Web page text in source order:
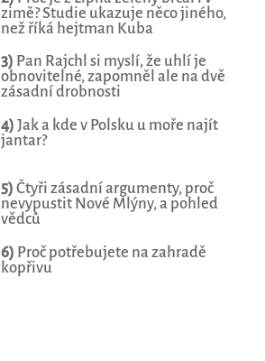
zimě? Studie ukazuje něco jiného,
než říká hejtman Kuba
3) Pan Rajchl si myslí, že uhlí je
obnovitelné, zapomněl ale na dvě
zásadní drobnosti
4) Jak a kde v Polsku u moře najít
jantar?
5) Čtyři zásadní argumenty, proč
nevypustit Nové Mlýny, a pohled
vědců
6) Proč potřebujete na zahradě
kopřivu